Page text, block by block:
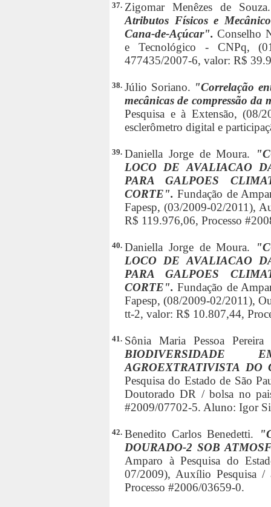
37. Zigomar Menêzes de
Atributos Físicos e
Cana-de-Açúcar".Conselho
e Tecnológico - CNPq,
477435/2007-6, valor: R$
38. Júlio Soriano. "Correlação
mecânicas de compressão
Pesquisa e à Extensão, (08/
esclerômetro digital e
39. Daniella Jorge de Moura.
LOCO DE AVALIACAO
PARA GALPOES
CORTE".Fundação de
Fapesp, (03/2009-02/2011),
R$ 119.976,06, Processo
40. Daniella Jorge de Moura.
LOCO DE AVALIACAO
PARA GALPOES
CORTE".Fundação de
Fapesp, (08/2009-02/2011),
tt-2, valor: R$ 10.807,44,
41. Sônia Maria Pessoa
BIODIVERSIDADE
AGROEXTRATIVISTA
Pesquisa do Estado de São
Doutorado DR / bolsa no
#2009/07702-5. Aluno: Igor
42. Benedito Carlos Benedetti.
DOURADO-2 SOB
Amparo à Pesquisa do
07/2009), Auxílio Pesquisa /
Processo #2006/03659-0.